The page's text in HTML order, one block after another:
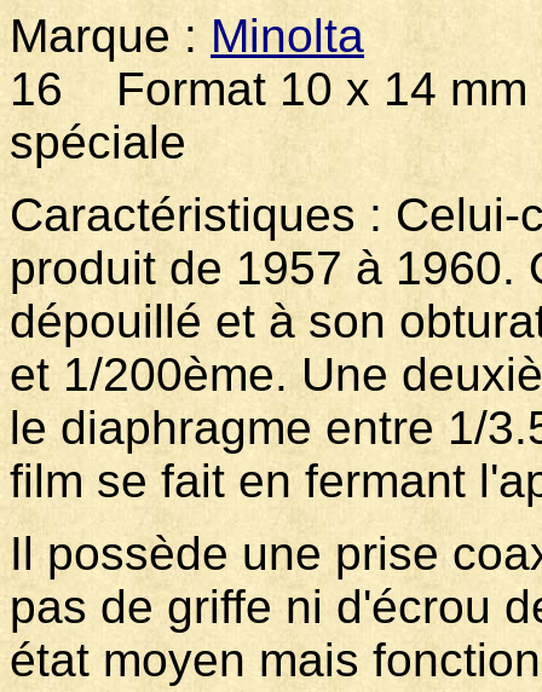
Marque : Minolta
16 Format 10 x 14 mm
spéciale
Caractéristiques :
produit de 1957 à 1960.
dépouillé et à son
et 1/200ème. Une
le diaphragme entre 1/
film se fait en fermant
Il possède une prise
pas de griffe ni d'écrou
état moyen mais